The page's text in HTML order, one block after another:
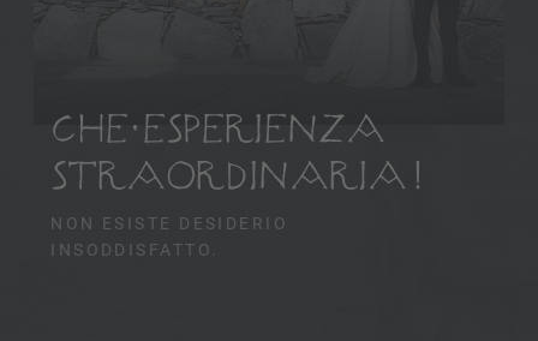
CHE ESPERIENZA
STRAORDINARIA!
NON ESISTE DESIDERIO
INSODDISFATTO.